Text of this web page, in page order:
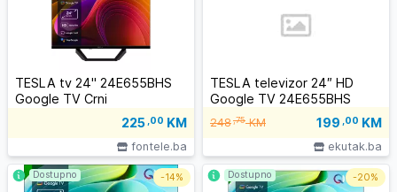
TESLA tv 24" 24E655BHS
Google TV Crni
225 ,00 KM
fontele.ba
TESLA televizor 24″ HD
Google TV 24E655BHS
248,75KM 199 ,00 KM
ekutak.ba
Dostupno -14% Dostupno -20%